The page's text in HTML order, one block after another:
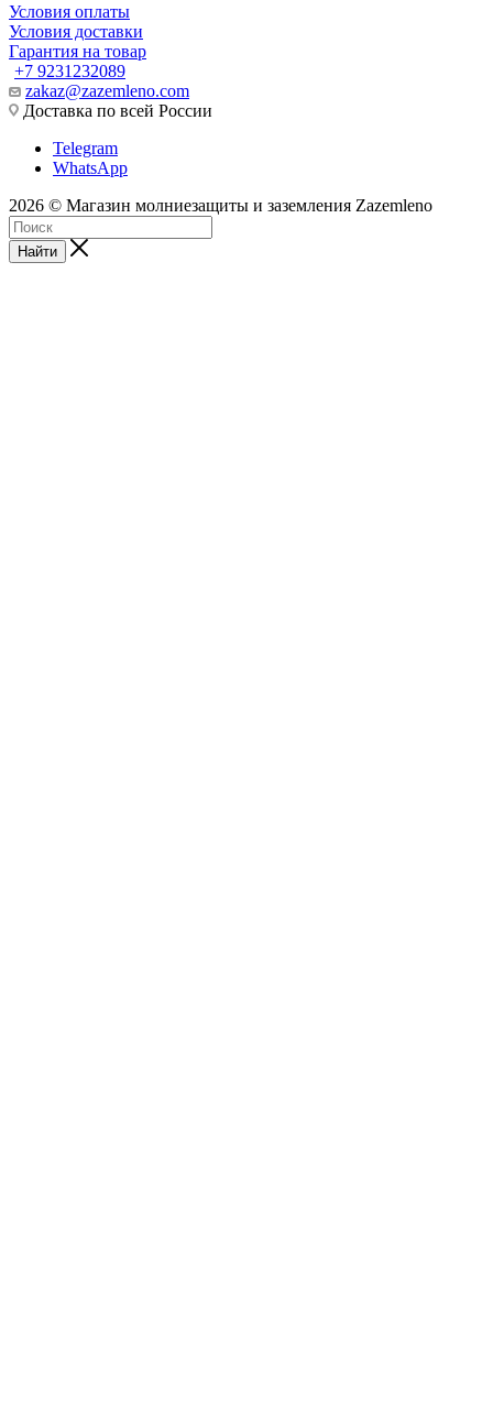
Условия оплаты
Условия доставки
Гарантия на товар
+7 9231232089
zakaz@zazemleno.com
Доставка по всей России
Telegram
WhatsApp
2026 © Магазин молниезащиты и заземления Zazemleno
Найти